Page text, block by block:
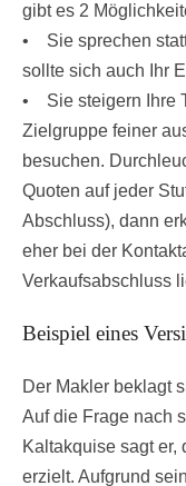
gibt es 2
• Sie sprechen
sollte sich auch Ihr
• Sie steigern Ihre
Zielgruppe feiner
besuchen.
Quoten auf jeder
Abschluss), dann
eher bei der
Verkaufsabschluss
Beispiel eines
Der Makler beklagt
Auf die Frage nach
Kaltakquise sagt er,
erzielt. Aufgrund